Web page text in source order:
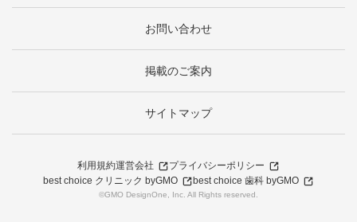
お問い合わせ
掲載のご案内
サイトマップ
利用規約運営会社
プライバシーポリシー
best choice クリニック byGMO
best choice 歯科 byGMO
©GMO DesignOne, Inc. All Rights reserved.